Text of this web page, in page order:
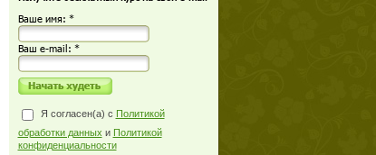
Ваше имя: *
Ваш е-mail: *
Я согласен(а) с Политикой
обработки данных и Политикой
конфиденциальности